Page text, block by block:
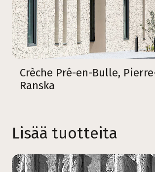
Crèche Pré-en-Bulle,
Ranska
Lisää tuotteita